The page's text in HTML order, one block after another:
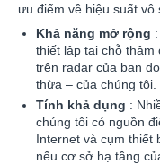
ưu điểm về hiệu suất vô
Khả năng mở rộng
thiết lập tại chỗ
trên radar của bạn
thừa – của chúng tôi.
Tính khả dụng :
chúng tôi có nguồn
Internet và cụm thiết
nếu cơ sở hạ tầng